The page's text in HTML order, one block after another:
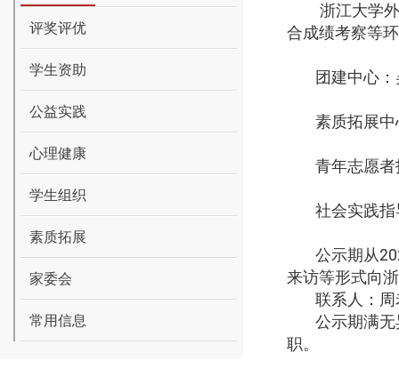
评奖评优
学生资助
公益实践
心理健康
学生组织
素质拓展
家委会
常用信息
浙江大学
合成绩考察等
团建中心
素质拓展中
青年志愿
社会实践
公示期从
来访等形式向
联系人：
公示期满
职。